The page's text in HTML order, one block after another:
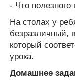
- Что
На столах у
безразличный,
который
урока.
Домашнее